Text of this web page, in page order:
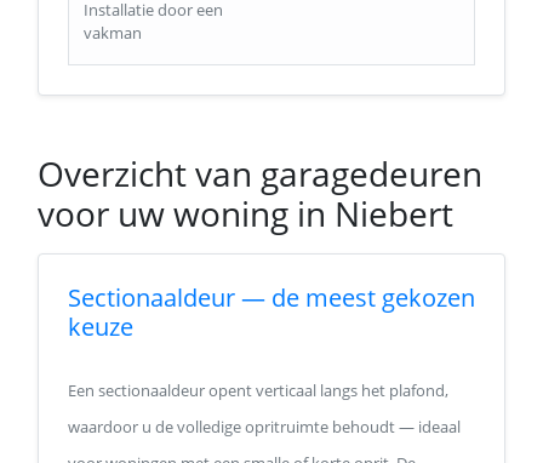
Installatie door een
vakman
Overzicht van garagedeuren
voor uw woning in Niebert
Sectionaaldeur — de meest gekozen
keuze
Een sectionaaldeur opent verticaal langs het plafond,
waardoor u de volledige opritruimte behoudt — ideaal